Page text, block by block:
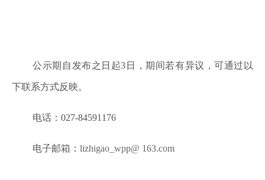
公示期自发布之日起3日，期间若有异议，可通过以
下联系方式反映。
电话：027-84591176
电子邮箱：lizhigao_wpp@ 163.com